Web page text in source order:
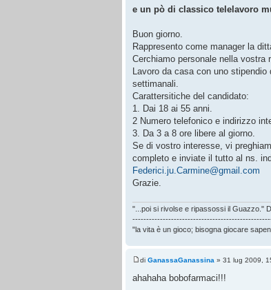
e un pò di classico telelavoro
Buon giorno.
Rappresento come manager la
Cerchiamo personale nella vostra
Lavoro da casa con uno
settimanali.
Carattersitiche del candidato:
1. Dai 18 ai 55 anni.
2 Numero telefonico e indirizzo
3. Da 3 a 8 ore libere al giorno.
Se di vostro interesse, vi
completo e inviate il tutto al ns.
Federici.ju.Carmine@gmail.com
Grazie.
"...poi si rivolse e ripassossi il Guazzo."
"la vita è un gioco; bisogna giocare
di GanassaGanassina » 31 lug 2009,
ahahaha bobofarmaci!!!